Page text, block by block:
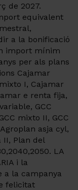
de 2027.
equivalent
a la bonificació
import mínim
per als plans
Cajamar
I, Cajamar
e renta fija,
GCC
mixto II, GCC
asja cyl,
Plan del
LA
i la
a la campanya
felicitat